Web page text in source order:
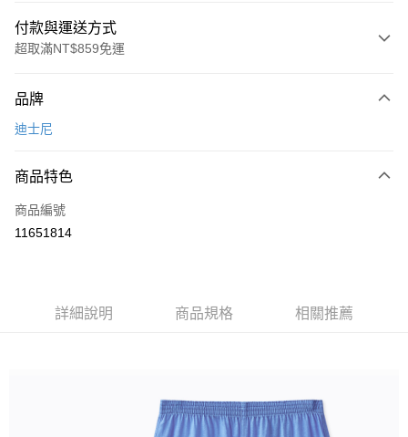
付款與運送方式
超取滿NT$859免運
信用卡一次付款
LINE Pay
Apple Pay
ATM付款
每筆NT$80，滿NT$899(含以上)免運費
品牌
迪士尼
商品特色
商品編號
11651814
詳細說明 商品規格 相關推薦